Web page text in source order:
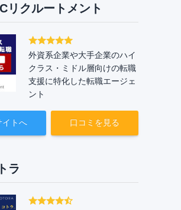
リクルートメント
外資系企業や大手企業のハイ
クラス・ミドル層向けの転職
支援に特化した転職エージェ
ント
イトへ 口コミを見る
ラ